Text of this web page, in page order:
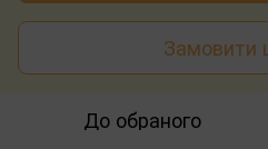
Замовити
До обраного